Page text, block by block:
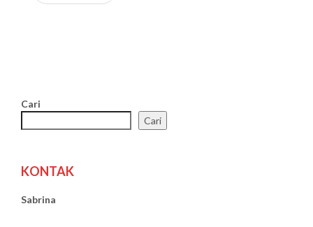
Cari
Cari
KONTAK
Sabrina